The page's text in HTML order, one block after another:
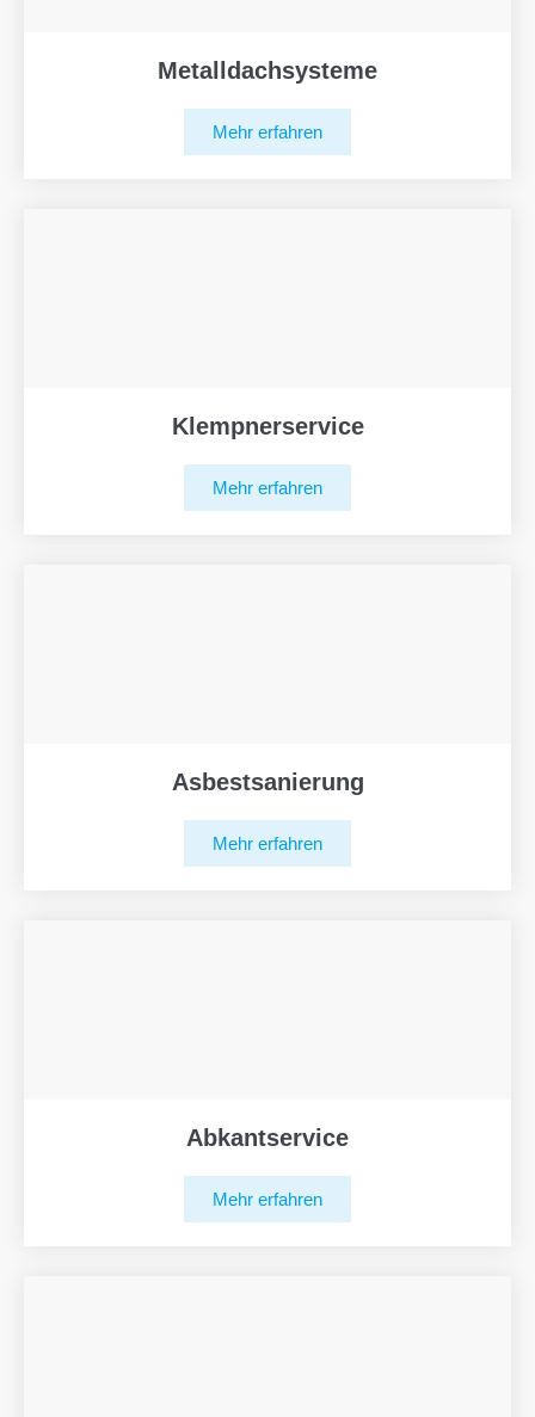
Metalldachsysteme
Mehr erfahren
Klempnerservice
Mehr erfahren
Asbestsanierung
Mehr erfahren
Abkantservice
Mehr erfahren